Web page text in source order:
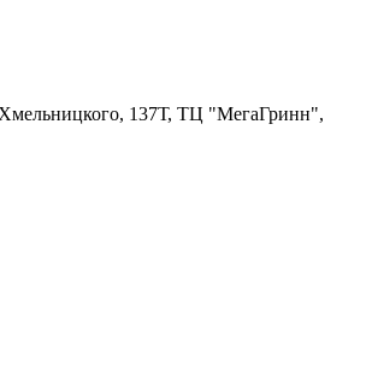
Хмельницкого, 137Т, ТЦ "МегаГринн",